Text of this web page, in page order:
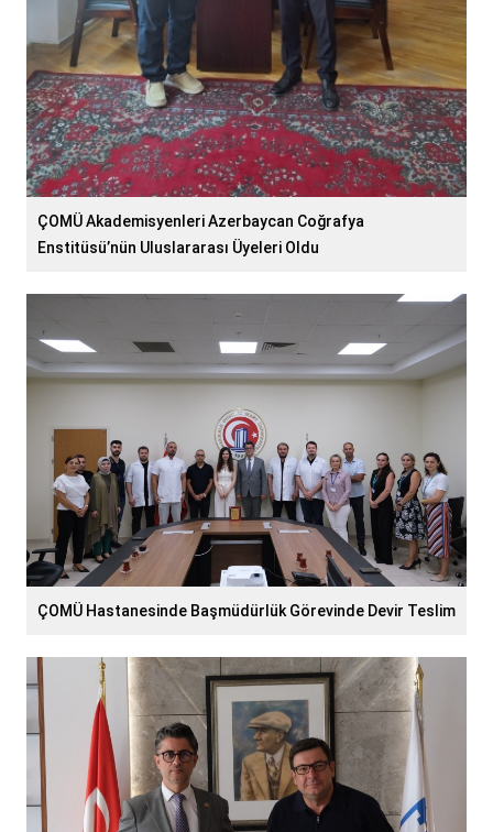
ÇOMÜ Akademisyenleri Azerbaycan Coğrafya
Enstitüsü’nün Uluslararası Üyeleri Oldu
ÇOMÜ Hastanesinde Başmüdürlük Görevinde Devir Teslim